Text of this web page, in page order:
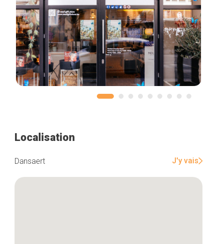
Localisation
Dansaert J'y vais